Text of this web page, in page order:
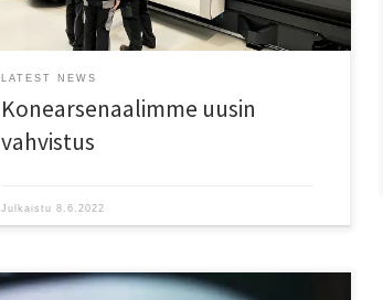
LATEST NEWS
Konearsenaalimme uusin
vahvistus
Julkaistu8.6.2022